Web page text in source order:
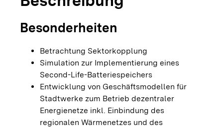
Besonderheiten
Betrachtung Sektorkopplung
Simulation zur Implementierung eines
Second-Life-Batteriespeichers
Entwicklung von Geschäftsmodellen für
Stadtwerke zum Betrieb dezentraler
Energienetze inkl. Einbindung des
regionalen Wärmenetzes und des